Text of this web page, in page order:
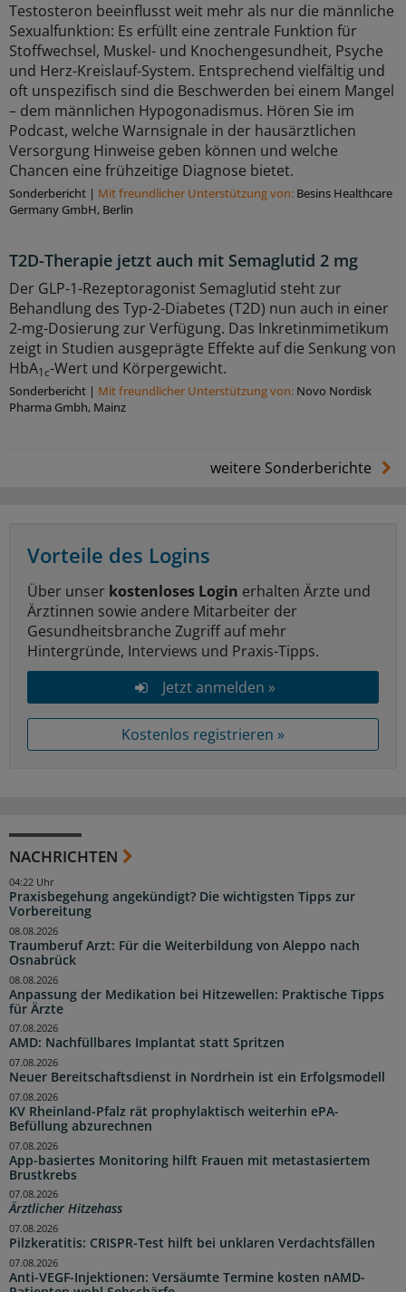
Testosteron beeinflusst weit mehr als nur die männliche
Sexualfunktion: Es erfüllt eine zentrale Funktion für
Stoffwechsel, Muskel- und Knochengesundheit, Psyche
und Herz-Kreislauf-System. Entsprechend vielfältig und
oft unspezifisch sind die Beschwerden bei einem Mangel
– dem männlichen Hypogonadismus. Hören Sie im
Podcast, welche Warnsignale in der hausärztlichen
Versorgung Hinweise geben können und welche
Chancen eine frühzeitige Diagnose bietet.
Sonderbericht | Mit freundlicher Unterstützung von: Besins Healthcare
Germany GmbH, Berlin
T2D-Therapie jetzt auch mit Semaglutid 2 mg
Der GLP-1-Rezeptoragonist Semaglutid steht zur
Behandlung des Typ-2-Diabetes (T2D) nun auch in einer
2-mg-Dosierung zur Verfügung. Das Inkretinmimetikum
zeigt in Studien ausgeprägte Effekte auf die Senkung von
HbA1c-Wert und Körpergewicht.
Sonderbericht | Mit freundlicher Unterstützung von: Novo Nordisk
Pharma Gmbh, Mainz
weitere Sonderberichte
Vorteile des Logins
Über unser kostenloses Login erhalten Ärzte und
Ärztinnen sowie andere Mitarbeiter der
Gesundheitsbranche Zugriff auf mehr
Hintergründe, Interviews und Praxis-Tipps.
Jetzt anmelden »
Kostenlos registrieren »
NACHRICHTEN
Praxisbegehung angekündigt? Die wichtigsten Tipps zur
Vorbereitung
04:22 Uhr
Traumberuf Arzt: Für die Weiterbildung von Aleppo nach
Osnabrück
08.08.2026
Anpassung der Medikation bei Hitzewellen: Praktische Tipps
für Ärzte
08.08.2026
AMD: Nachfüllbares Implantat statt Spritzen
07.08.2026
Neuer Bereitschaftsdienst in Nordrhein ist ein Erfolgsmodell
07.08.2026
KV Rheinland-Pfalz rät prophylaktisch weiterhin ePA-
Befüllung abzurechnen
07.08.2026
App-basiertes Monitoring hilft Frauen mit metastasiertem
Brustkrebs
07.08.2026
Ärztlicher Hitzehass
07.08.2026
Pilzkeratitis: CRISPR-Test hilft bei unklaren Verdachtsfällen
07.08.2026
Anti-VEGF-Injektionen: Versäumte Termine kosten nAMD-
07.08.2026